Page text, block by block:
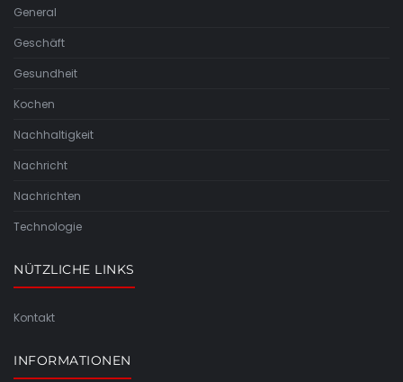
General
Geschäft
Gesundheit
Kochen
Nachhaltigkeit
Nachricht
Nachrichten
Technologie
NÜTZLICHE LINKS
Kontakt
INFORMATIONEN